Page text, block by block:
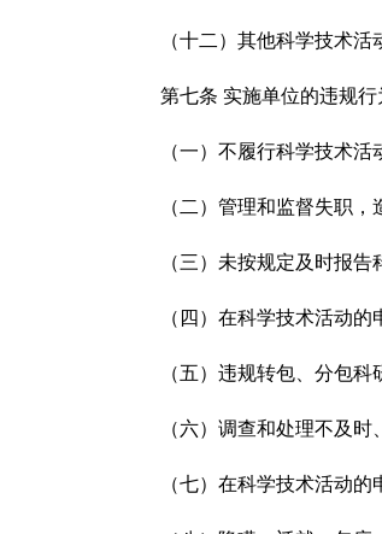
（十二）其他科学技术活动
第七条 实施单位的违规行
（一）不履行科学技术活动
（二）管理和监督失职，造
（三）未按规定及时报告
（四）在科学技术活动的申
（五）违规转包、分包科
（六）调查和处理不及时、
（七）在科学技术活动的申